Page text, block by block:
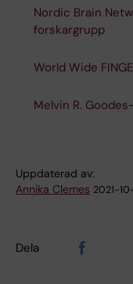
Nordic Brain
forskargrupp
World Wide
Melvin R.
Uppdaterad av:
Annika Clemes 2021-
Dela